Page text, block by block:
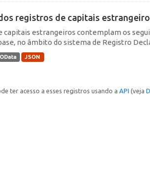
registros de capitais
capitais estrangeiros contemplam os
no âmbito do sistema de Registro
OData JSON
ter acesso a esses registros usando a API (veja